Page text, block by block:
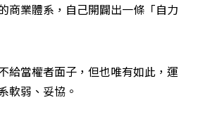
商業體系，自己開闢出一條「自力
給當權者面子，但也唯有如此，運
軟弱、妥協。